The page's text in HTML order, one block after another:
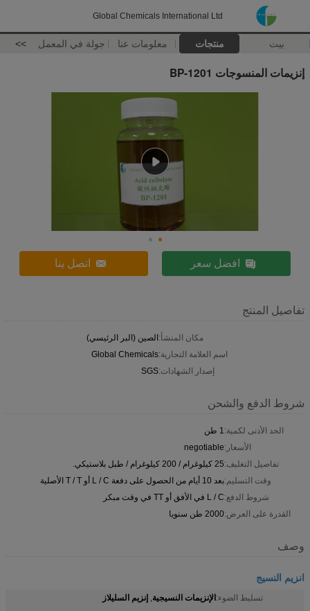
Global Chemicals International Ltd
بيت منتجات معلومات عنا جولة في المعمل >>
إنزيمات المنسوجات BP-1201
افضل سعر اتصل بنا
تفاصيل المنتج
مكان المنشأ:الصين (البر الرئيسي)
اسم العلامة التجارية:Global Chemicals
إصدار الشهادات:SGS
شروط الدفع والشحن
الحد الأدنى لكمية:1 طن
الأسعار:negotiable
تفاصيل التغليف:25 كيلوغرام / 200 كيلوغرام / طبل بلاستيكي.
وقت التسليم:بعد 10 أيام من الحصول على دفعة L / C أو T / T الأصلية
شروط الدفع:L / C في الأفق أو TT في وقت مبكر
القدرة على العرض:2000 طن سنويا
وصف
انزيم النسيج
تسليط الضوء:الإنزيمات النسيجية, إنزيم السليلاز